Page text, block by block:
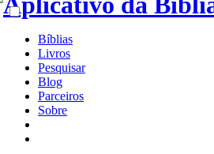
Bíblias
Livros
Pesquisar
Blog
Parceiros
Sobre